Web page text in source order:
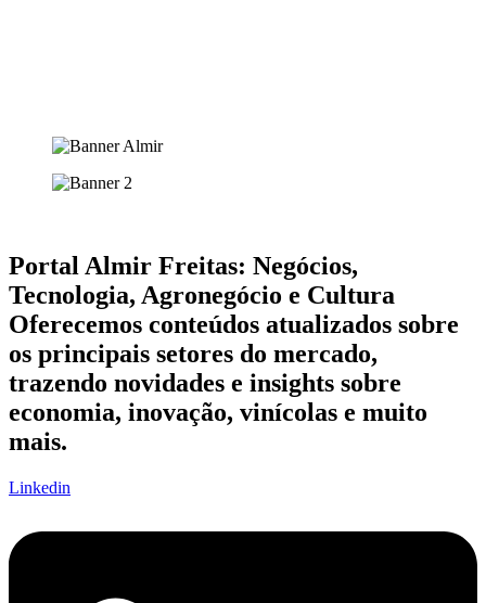
Portal Almir Freitas: Negócios,
Tecnologia, Agronegócio e Cultura
Oferecemos conteúdos atualizados sobre
os principais setores do mercado,
trazendo novidades e insights sobre
economia, inovação, vinícolas e muito
mais.
Linkedin